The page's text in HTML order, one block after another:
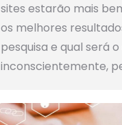
sites estarão mais
os melhores
pesquisa e qual será
inconscientemente,